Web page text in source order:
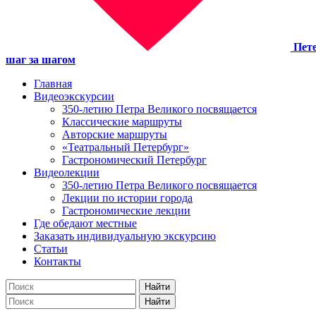
шаг за шагом
Главная
Видеоэкскурсии
350-летию Петра Великого посвящается
Классические маршруты
Авторские маршруты
«Театральный Петербург»
Гастрономический Петербург
Видеолекции
350-летию Петра Великого посвящается
Лекции по истории города
Гастрономические лекции
Где обедают местные
Заказать индивидуальную экскурсию
Статьи
Контакты
Найти
Найти